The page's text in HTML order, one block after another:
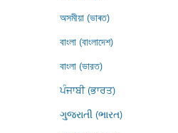
অসমীয়া (ভাৰত)
বাংলা (বাংলাদেশ)
বাংলা (ভারত)
ਪੰਜਾਬੀ (ਭਾਰਤ)
ગુજરાતી (ભારત)